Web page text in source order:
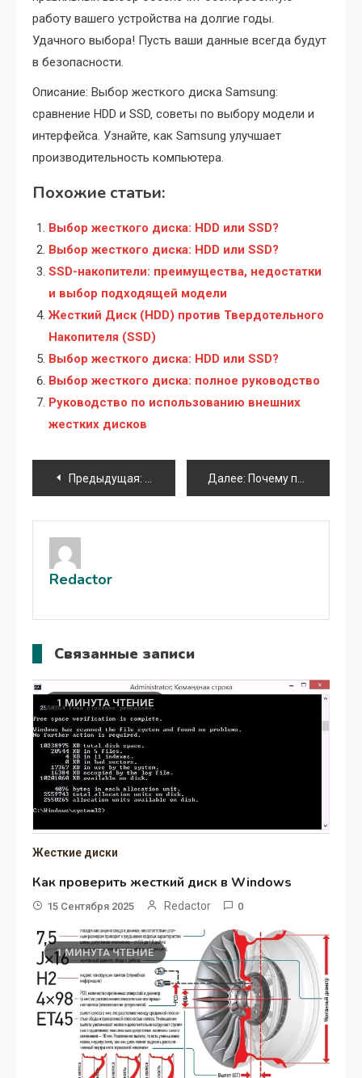
работу вашего устройства на долгие годы.
Удачного выбора! Пусть ваши данные всегда будут
в безопасности.
Описание: Выбор жесткого диска Samsung:
сравнение HDD и SSD‚ советы по выбору модели и
интерфейса. Узнайте‚ как Samsung улучшает
производительность компьютера.
Похожие статьи:
Выбор жесткого диска: HDD или SSD?
Выбор жесткого диска: HDD или SSD?
SSD-накопители: преимущества, недостатки
и выбор подходящей модели
Жесткий Диск (HDD) против Твердотельного
Накопителя (SSD)
Выбор жесткого диска: HDD или SSD?
Выбор жесткого диска: полное руководство
Руководство по использованию внешних
жестких дисков
Навигация
по
записям
Предыдущая: Разгон процессора Intel Core i3 550
Далее: Почему планшет Android не включается, но заряжается
Redactor
Связанные записи
1 МИНУТА ЧТЕНИЕ
Жесткие диски
Как проверить жесткий диск в Windows
15 Сентября 2025 Redactor 0
1 МИНУТА ЧТЕНИЕ